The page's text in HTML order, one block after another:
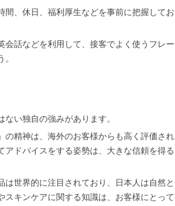
間、休日、福利厚生などを事前に把握してお
話などを利用して、接客でよく使うフレー
い独自の強みがあります。
の精神は、海外のお客様からも高く評価され
ドバイスをする姿勢は、大きな信頼を得る
は世界的に注目されており、日本人は自然と
キンケアに関する知識は、お客様にとって